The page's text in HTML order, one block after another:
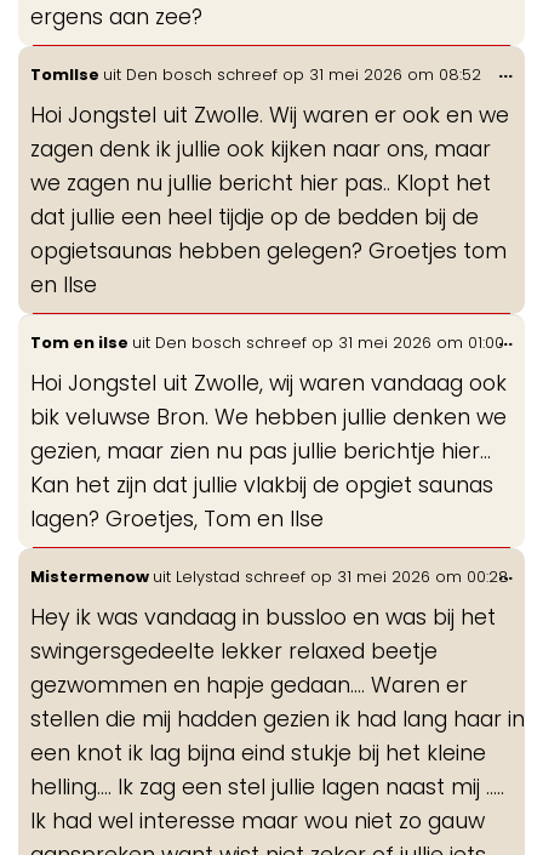
ergens aan zee?
TomIlse uit Den bosch schreef op 31 mei 2026 om 08:52
Hoi Jongstel uit Zwolle. Wij waren er ook en we
zagen denk ik jullie ook kijken naar ons, maar
we zagen nu jullie bericht hier pas.. Klopt het
dat jullie een heel tijdje op de bedden bij de
opgietsaunas hebben gelegen? Groetjes tom
en Ilse
...
Tom en ilse uit Den bosch schreef op 31 mei 2026 om 01:00
Hoi Jongstel uit Zwolle, wij waren vandaag ook
bik veluwse Bron. We hebben jullie denken we
gezien, maar zien nu pas jullie berichtje hier...
Kan het zijn dat jullie vlakbij de opgiet saunas
lagen? Groetjes, Tom en Ilse
...
Mistermenow uit Lelystad schreef op 31 mei 2026 om 00:28
Hey ik was vandaag in bussloo en was bij het
swingersgedeelte lekker relaxed beetje
gezwommen en hapje gedaan.... Waren er
stellen die mij hadden gezien ik had lang haar in
een knot ik lag bijna eind stukje bij het kleine
helling.... Ik zag een stel jullie lagen naast mij .....
Ik had wel interesse maar wou niet zo gauw
...